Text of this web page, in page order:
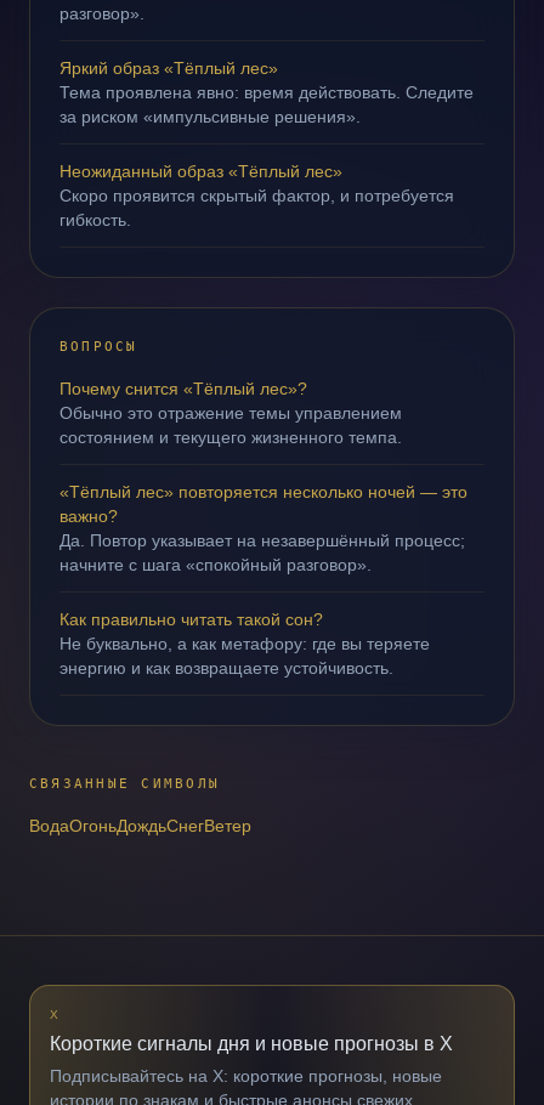
разговор».
Яркий образ «Тёплый лес»
Тема проявлена явно: время действовать. Следите
за риском «импульсивные решения».
Неожиданный образ «Тёплый лес»
Скоро проявится скрытый фактор, и потребуется
гибкость.
ВОПРОСЫ
Почему снится «Тёплый лес»?
Обычно это отражение темы управлением
состоянием и текущего жизненного темпа.
«Тёплый лес» повторяется несколько ночей — это
важно?
Да. Повтор указывает на незавершённый процесс;
начните с шага «спокойный разговор».
Как правильно читать такой сон?
Не буквально, а как метафору: где вы теряете
энергию и как возвращаете устойчивость.
СВЯЗАННЫЕ СИМВОЛЫ
ВодаОгоньДождьСнегВетер
X
Короткие сигналы дня и новые прогнозы в X
Подписывайтесь на X: короткие прогнозы, новые
истории по знакам и быстрые анонсы свежих